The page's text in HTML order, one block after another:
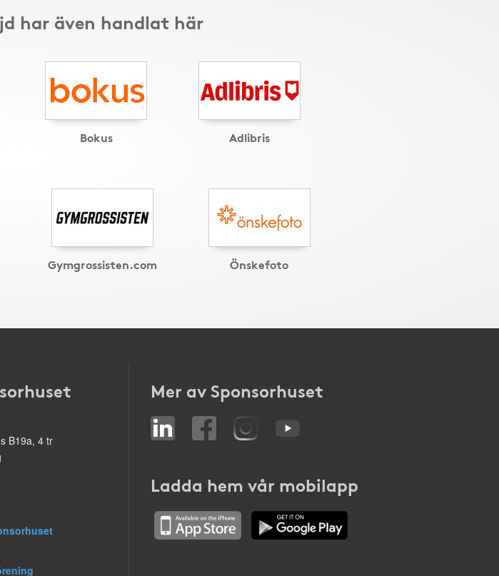
har även handlat här
Bokus Adlibris
Gymgrossisten.com Önskefoto
B19a, 4 tr
Mer av Sponsorhuset
Ladda hem vår mobilapp